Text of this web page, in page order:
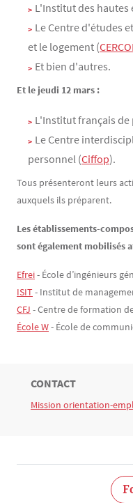
L'Institut des
Le Centre d'études
et le logement (
Et bien d'autres.
Et le jeudi 12 mars :
L'Institut français de
Le Centre
personnel (Ciffop).
Tous présenteront leurs
auxquels ils préparent.
Les établissements-
sont également mobilisés
Efrei- École d’ingénieurs
ISIT - Institut de
CFJ - Centre de formation
École W- École de
Bloc(s) libre(s)
TITRE
CONTACT
Texte
Mission orientation-